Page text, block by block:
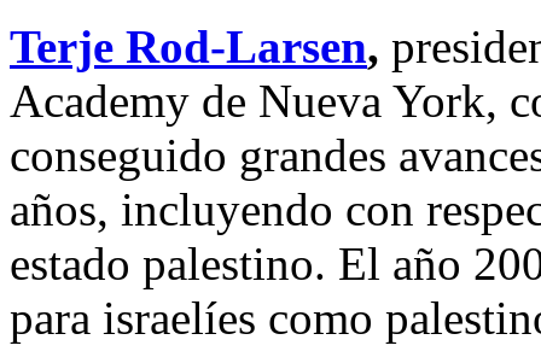
Terje Rod-Larsen,
Academy de Nueva York,
conseguido grandes
años, incluyendo con
estado palestino. El año
para israelíes como